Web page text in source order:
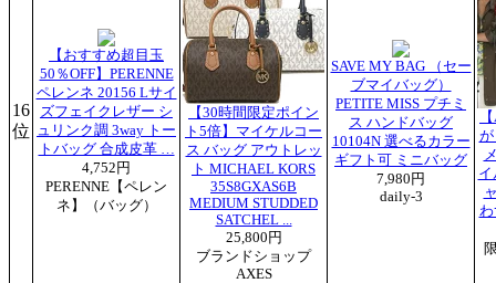
16
位
【おすすめ超目玉
50％OFF】PERENNE
ペレンネ 20156 Lサイ
ズフェイクレザー シ
ュリンク調 3way トー
トバッグ 合成皮革 …
4,752円
PERENNE【ペレン
ネ】（バッグ）
【30時間限定ポイン
ト5倍】マイケルコー
ス バッグ アウトレッ
ト MICHAEL KORS
35S8GXAS6B
MEDIUM STUDDED
SATCHEL ...
25,800円
ブランドショップ
AXES
SAVE MY BAG （セー
ブマイバッグ）
PETITE MISS プチミ
ス ハンドバッグ
10104N 選べるカラー
ギフト可 ミニバッグ
7,980円
daily-3
イ